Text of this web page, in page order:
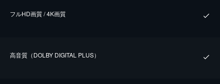
フルHD画質 / 4K画質
⾼⾳質（DOLBY DIGITAL PLUS）